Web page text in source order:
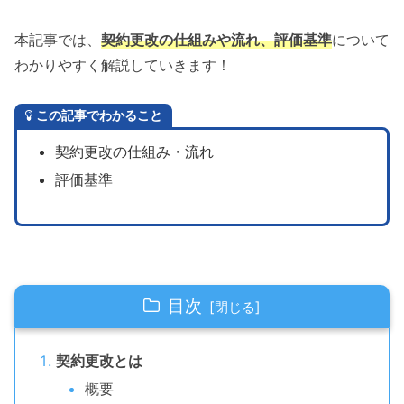
本記事では、 契約更改の仕組みや流れ、評価基準について
わかりやすく解説していきます！
この記事でわかること
契約更改の仕組み・流れ
評価基準
目次
契約更改とは
概要